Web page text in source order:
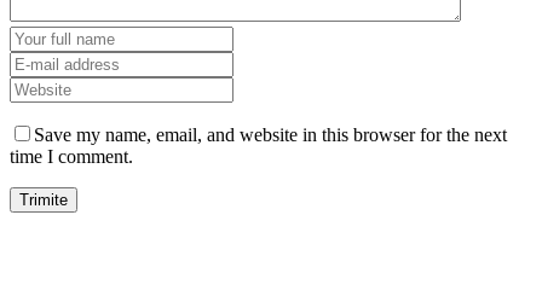
Save my name, email, and website in this browser for the next
time I comment.